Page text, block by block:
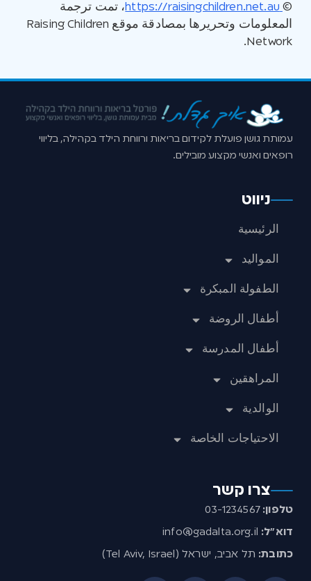
©
، تمت ترجمة
المعلومات وتحريرها بمصادقة موقع Raising Children
Network.
עמותת גושן פועלת לקידום בריאות ורווחת הילד בקהילה, בליווי
רופאים ואנשי מקצוע מובילים.
ניווט
الرئيسية
المواليد
الطفولة المبكرة
أطفال الروضة
أطفال المدرسة
المراهقين
الوالدية
الاحتياجات الخاصة
צרו קשר
טלפון: 03-1234567
דוא”ל: info@gadalta.org.il
כתובת: תל אביב, ישראל (Tel Aviv, Israel)